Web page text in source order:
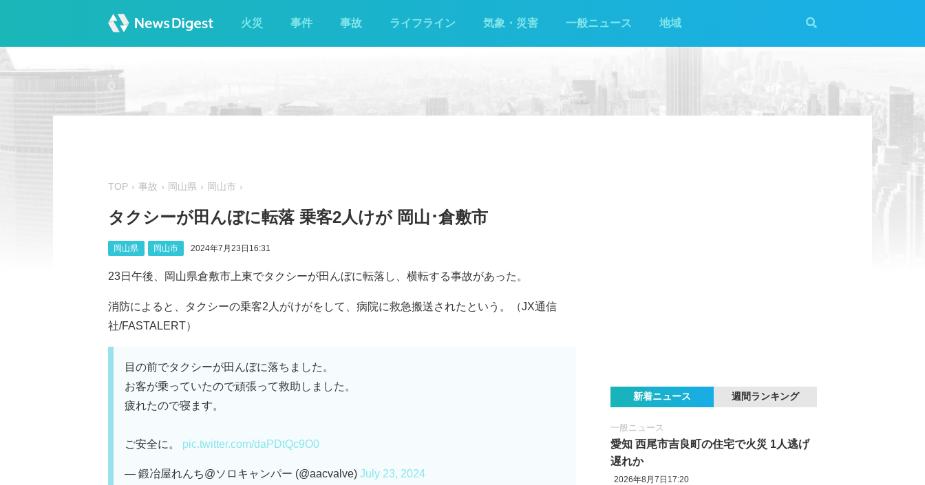
火災 事件 事故 ライフライン 気象・災害 一般ニュース 地域
TOP 事故 岡山県 岡山市
タクシーが田んぼに転落 乗客2人けが 岡山･倉敷市
岡山県 岡山市 2024年7月23日16:31
23日午後、岡山県倉敷市上東でタクシーが田んぼに転落し、横転する事故があった。
消防によると、タクシーの乗客2人がけがをして、病院に救急搬送されたという。（JX通信
社/FASTALERT）
目の前でタクシーが田んぼに落ちました。
お客が乗っていたので頑張って救助しました。
疲れたので寝ます。
ご安全に。 pic.twitter.com/daPDtQc9O0
— 鍛冶屋れんち@ソロキャンパー (@aacvalve) July 23, 2024
新着ニュース 週間ランキング
一般ニュース
愛知 西尾市吉良町の住宅で火災 1人逃げ
遅れか
2026年8月7日17:20